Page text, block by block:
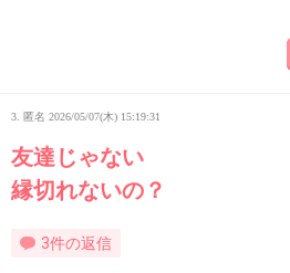
3. 匿名 2026/05/07(木) 15:19:31
友達じゃない
縁切れないの？
3件の返信